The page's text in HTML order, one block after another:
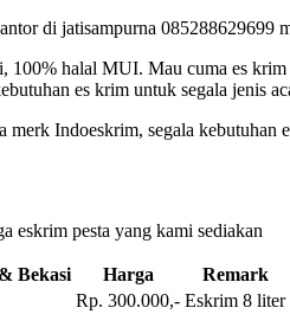
di jatisampurna 085288629699
100% halal MUI. Mau cuma es
es krim untuk segala jenis
merk Indoeskrim, segala
eskrim pesta yang kami sediakan
Bekasi Harga
Remark
Rp. 300.000,- Eskrim 8 liter